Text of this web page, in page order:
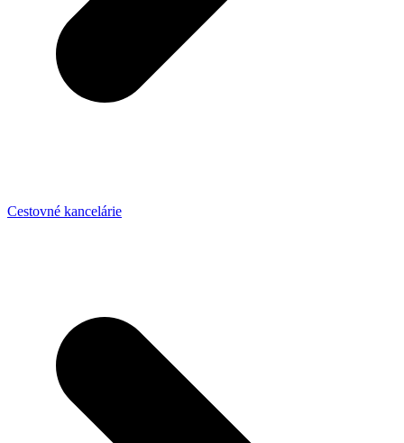
Cestovné kancelárie